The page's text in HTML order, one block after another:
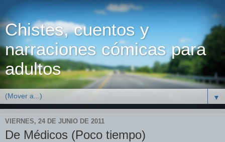
Chistes, cuentos y
narraciones cómicas para
adultos
▼
VIERNES, 24 DE JUNIO DE 2011
De Médicos (Poco tiempo)